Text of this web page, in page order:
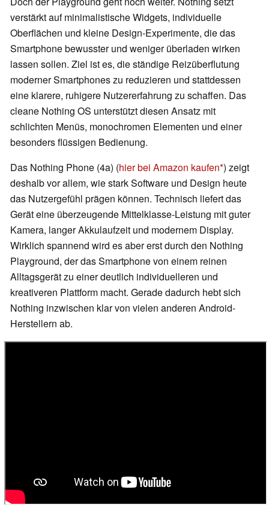
verstärkt auf minimalistische Widgets, individuelle
Oberflächen und kleine Design-Experimente, die das
Smartphone bewusster und weniger überladen wirken
lassen sollen. Ziel ist es, die ständige Reizüberflutung
moderner Smartphones zu reduzieren und stattdessen
eine klarere, ruhigere Nutzererfahrung zu schaffen. Das
cleane Nothing OS unterstützt diesen Ansatz mit
schlichten Menüs, monochromen Elementen und einer
besonders flüssigen Bedienung.
Das Nothing Phone (4a) (hier bei Amazon kaufen ) zeigt
deshalb vor allem, wie stark Software und Design heute
das Nutzergefühl prägen können. Technisch liefert das
Gerät eine überzeugende Mittelklasse-Leistung mit guter
Kamera, langer Akkulaufzeit und modernem Display.
Wirklich spannend wird es aber erst durch den Nothing
Playground, der das Smartphone von einem reinen
Alltagsgerät zu einer deutlich individuelleren und
kreativeren Plattform macht. Gerade dadurch hebt sich
Nothing inzwischen klar von vielen anderen Android-
Herstellern ab.